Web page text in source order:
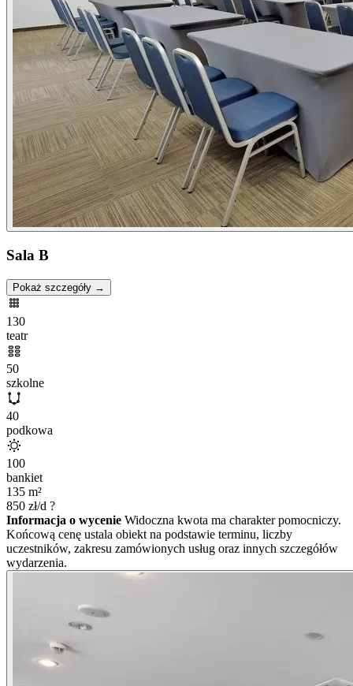
Sala B
Pokaż szczegóły →
130
teatr
50
szkolne
40
podkowa
100
bankiet
135 m²
850 zł/d ?
Informacja o wycenie Widoczna kwota ma charakter pomocniczy.
Końcową cenę ustala obiekt na podstawie terminu, liczby
uczestników, zakresu zamówionych usług oraz innych szczegółów
wydarzenia.